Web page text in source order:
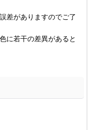
差がありますのでご了
に若干の差異があると